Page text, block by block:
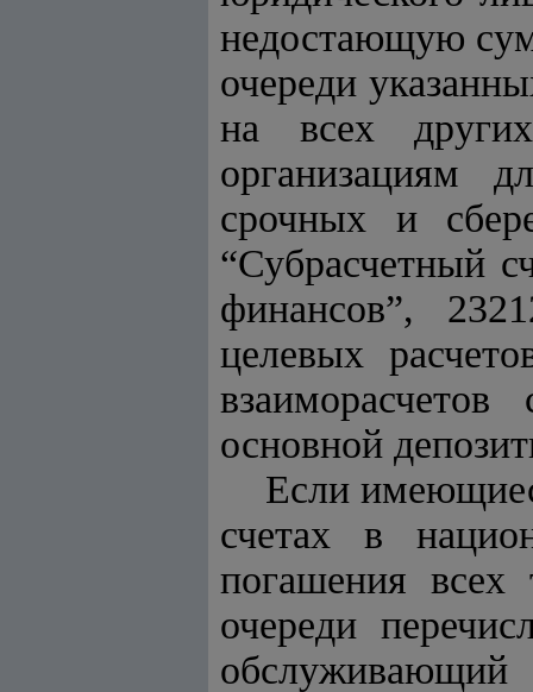
недостающую
очереди
на всех
организациям
срочных и
“Субрасчетный
финансов”,
целевых
основной
Если
счетах в
погашения всех
очереди
обслуживающий